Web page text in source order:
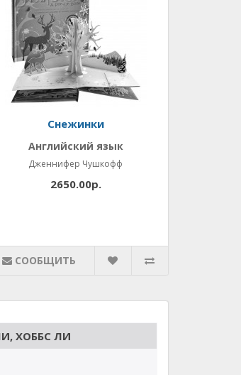
Снежинки
Английский язык
Дженнифер Чушкофф
2650.00р.
СООБЩИТЬ
ХОББС ЛИ